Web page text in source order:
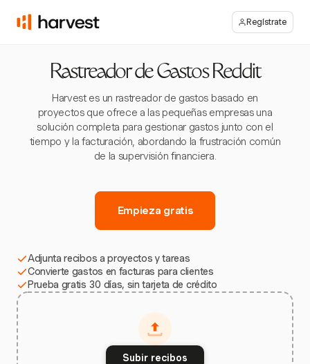
Regístrate
Rastreador de Gastos Reddit
Harvest es un rastreador de gastos basado en
proyectos que ofrece a las pequeñas empresas una
solución completa para gestionar gastos junto con el
tiempo y la facturación, abordando la frustración común
de la supervisión financiera.
Empieza gratis
Adjunta recibos a proyectos y tareas
Convierte gastos en facturas para clientes
Prueba gratis 30 días, sin tarjeta de crédito
Subir recibos